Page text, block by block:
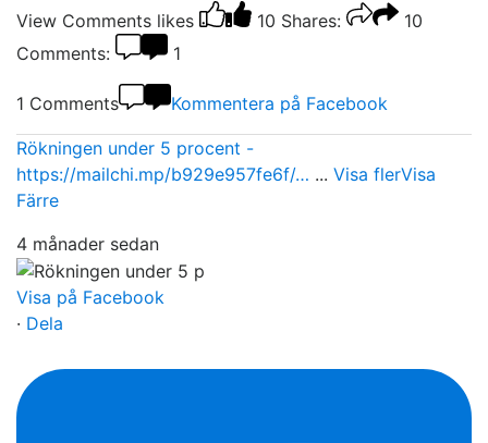
View Comments likes 10 Shares:
10
Comments:
1
1 Comments Kommentera på Facebook
Rökningen under 5 procent -
https://mailchi.mp/b929e957fe6f/… ... Visa flerVisa
Färre
4 månader sedan
Visa på Facebook
· Dela